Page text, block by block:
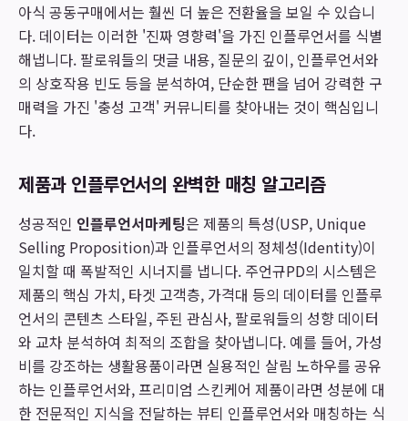
아식 공동구매에서는 훨씬 더 높은 전환율을 보일 수 있습니
다. 데이터는 이러한 '진짜 영향력'을 가진 인플루언서를 식별
해냅니다. 팔로워들의 댓글 내용, 질문의 깊이, 인플루언서와
의 상호작용 빈도 등을 분석하여, 단순한 팬을 넘어 강력한 구
매력을 가진 '충성 고객' 커뮤니티를 찾아내는 것이 핵심입니
다.
제품과 인플루언서의 완벽한 매칭 알고리즘
성공적인 인플루언서마케팅은 제품의 특성(USP, Unique
Selling Proposition)과 인플루언서의 정체성(Identity)이
일치할 때 폭발적인 시너지를 냅니다. 주언규PD의 시스템은
제품의 핵심 가치, 타겟 고객층, 가격대 등의 데이터를 인플루
언서의 콘텐츠 스타일, 주된 관심사, 팔로워들의 성향 데이터
와 교차 분석하여 최적의 조합을 찾아냅니다. 예를 들어, 가성
비를 강조하는 생활용품이라면 실용적인 살림 노하우를 공유
하는 인플루언서와, 프리미엄 스킨케어 제품이라면 성분에 대
한 전문적인 지식을 전달하는 뷰티 인플루언서와 매칭하는 식